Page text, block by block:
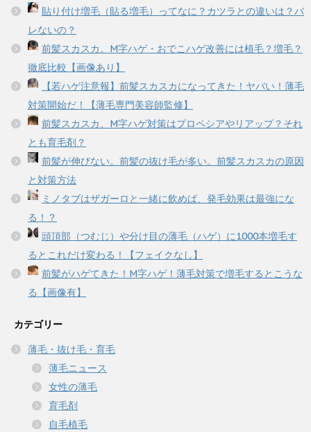
貼り付け増毛（貼る増毛）ってなに？カツラとの違いは？バ
レないの？
前髪スカスカ。M字ハゲ・おでこハゲ改善には植毛？増毛？
徹底比較【画像あり】
【若ハゲ注意報】前髪スカスカになってきた！ヤバい！薄毛
対策開始だ！【薄毛専門美容師監修】
前髪スカスカ、M字ハゲ対策はプロペシアやリアップ？それ
とも育毛剤？
前髪が伸びない。前髪の抜け毛が多い。前髪スカスカの原因
と対策方法
ミノタブはザガーロと一緒に飲めば、発毛効果は最強にな
る！？
頭頂部（つむじ）や分け目の薄毛（ハゲ）に1000本増毛す
るとこれだけ変わる！【フェイクなし】
前髪がハゲてきた！M字ハゲ！薄毛対策で増毛するとこうな
る【画像有】
カテゴリー
薄毛・抜け毛・育毛
薄毛ニュース
女性の薄毛
育毛剤
自毛植毛